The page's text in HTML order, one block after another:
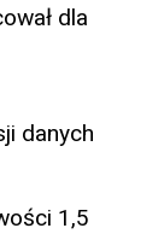
dla
danych
1,5